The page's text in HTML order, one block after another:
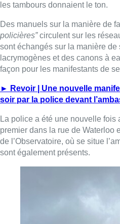
les tambours donnaient le ton.
Des manuels sur la manière de
policières”circulent sur les
sont échangés sur la manière de
lacrymogènes et des canons à
façon pour les manifestants de
► Revoir | Une nouvelle
soir par la police devant
La police a été une nouvelle fois
premier dans la rue de Waterloo
de l’Observatoire, où se situe
sont également présents.